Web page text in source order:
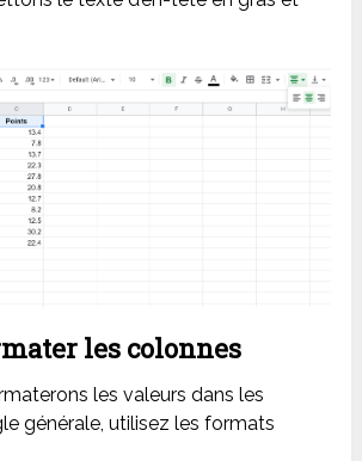
les colonnes
les valeurs dans les
générale, utilisez les formats